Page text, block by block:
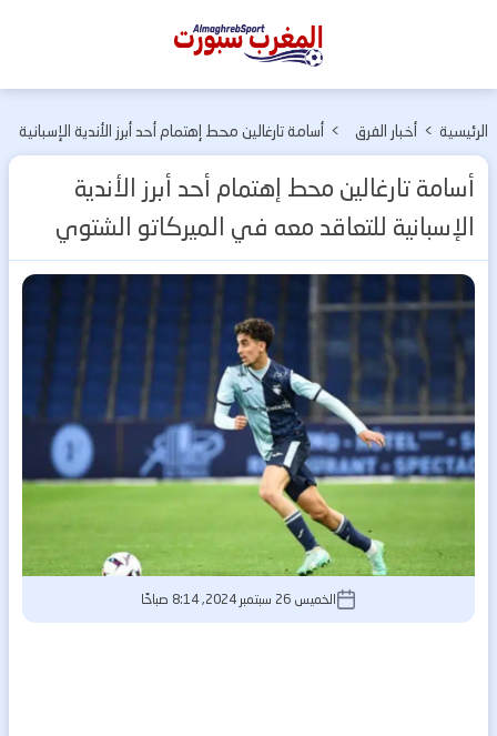
المغرب
الرئيسية > أخبار الفرق
> أسامة تارغالين محط إهتمام أحد أبرز الأندية الإسبانية
للتعاقد معه في الميركاتو الشتوي
أسامة تارغالين محط إهتمام أحد أبرز الأندية
الإسبانية للتعاقد معه في الميركاتو الشتوي
الخميس 26 سبتمبر 2024, 8:14 صباحًا